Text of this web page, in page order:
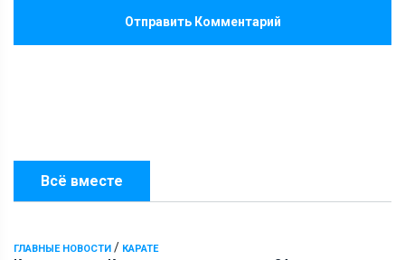
Всё вместе
ГЛАВНЫЕ НОВОСТИ / КАРАТЕ
Отправить Комментарий